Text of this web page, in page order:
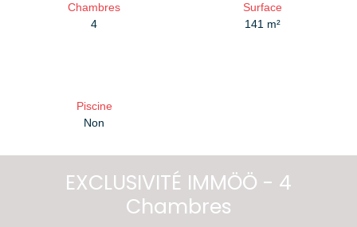
Chambres
4
Surface
141 m²
Piscine
Non
EXCLUSIVITÉ IMMÖÖ - 4
Chambres